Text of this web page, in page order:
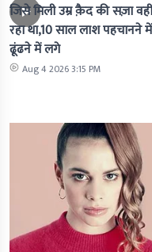
जिसे मिली उम्र क़ैद की सज़ा
रहा था,10 साल लाश पहचानने
ढूंढने में लगे
Aug 4 2026 3:15 PM